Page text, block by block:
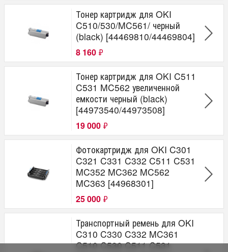
Тонер картридж для OKI
C510/530/MC561/ черный
(black) [44469810/44469804]
8 160 ₽
Тонер картридж для OKI C511
C531 MC562 увеличенной
емкости черный (black)
[44973540/44973508]
19 000 ₽
Фотокартридж для OKI C301
C321 C331 C332 C511 C531
MC352 MC362 MC562
MC363 [44968301]
25 000 ₽
Транспортный ремень для OKI
C310 C330 C332 MC361
C510 C530 C511 C531